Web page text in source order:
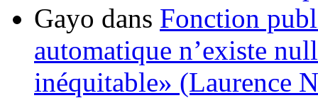
Gayo dans Fonction
automatique n’existe
inéquitable» (Laurence